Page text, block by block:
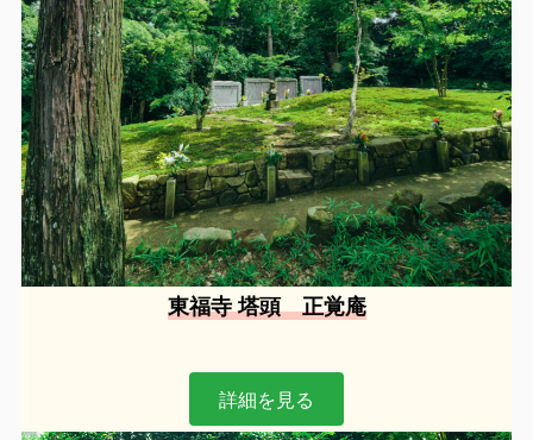
東福寺 塔頭 正覚庵
詳細を見る